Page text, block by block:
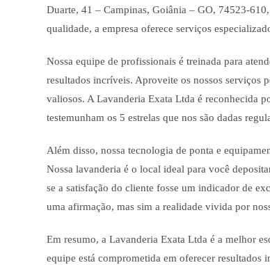
Duarte, 41 – Campinas, Goiânia – GO, 74523-
qualidade, a empresa oferece serviços
Nossa equipe de profissionais é treinada para
resultados incríveis. Aproveite os nossos serviços
valiosos. A Lavanderia Exata Ltda é reconhecida
testemunham os 5 estrelas que nos são dadas
Além disso, nossa tecnologia de ponta e
Nossa lavanderia é o local ideal para você
se a satisfação do cliente fosse um indicador de
uma afirmação, mas sim a realidade vivida por
Em resumo, a Lavanderia Exata Ltda é a melhor
equipe está comprometida em oferecer resultados